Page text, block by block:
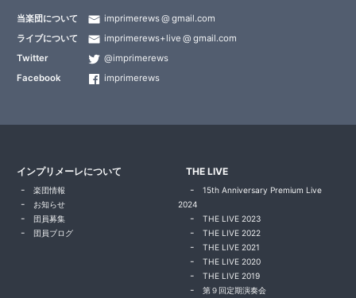
当楽団について imprimerews
gmail.com
ライブについて
imprimerews+live
gmail.com
Twitter
@imprimerews
Facebook
imprimerews
インプリメーレについて
楽団情報
お知らせ
団員募集
団員ブログ
THE LIVE
15th Anniversary Premium Live
2024
THE LIVE 2023
THE LIVE 2022
THE LIVE 2021
THE LIVE 2020
THE LIVE 2019
第９回定期演奏会